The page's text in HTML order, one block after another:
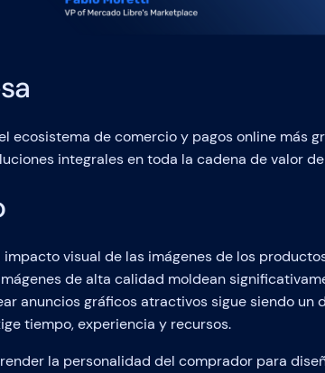
ecosistema de comercio y pagos online más
integrales en toda la cadena de valor
visual de las imágenes de los
de alta calidad moldean
anuncios gráficos atractivos sigue siendo un
tiempo, experiencia y recursos.
la personalidad del comprador para